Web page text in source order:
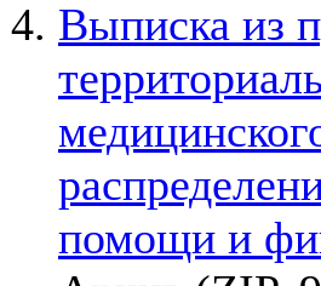
Выписка из
помощи и